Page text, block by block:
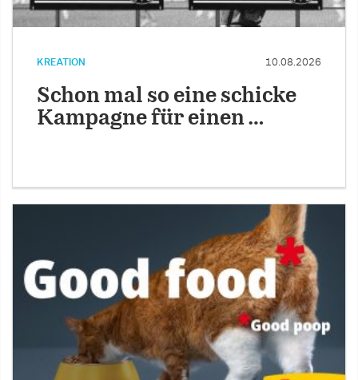
KREATION 10.08.2026
Schon mal so eine schicke
Kampagne für einen …